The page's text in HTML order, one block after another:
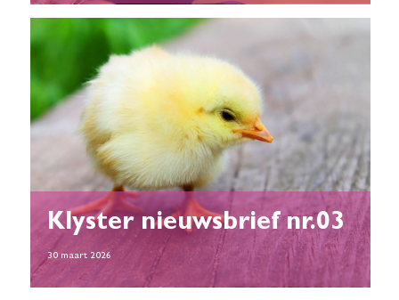
Klyster nieuwsbrief nr.03
30 maart 2026